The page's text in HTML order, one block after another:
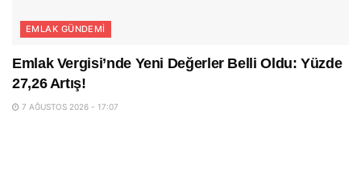
EMLAK GÜNDEMI
Emlak Vergisi’nde Yeni Değerler Belli Oldu: Yüzde
27,26 Artış!
7 AĞUSTOS 2026 - 17:07